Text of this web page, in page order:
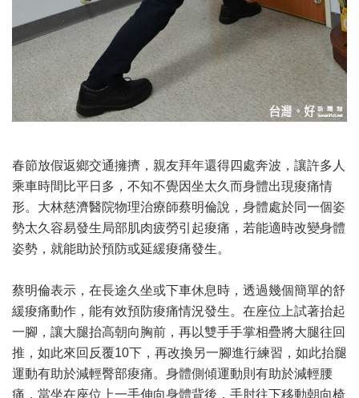
春節放假返鄉交通擁擠，親友拜年還得四處奔波，讓許多人
乘車時間比平日多，不知不覺因坐太久而身體出現痠痛情
形。大林慈濟醫院物理治療師蔡明倫說，身體處於同一個姿
勢太久容易發生局部肌肉疲勞引起痠痛，若能適時改變身體
姿勢，就能助於預防或延緩痠痛發生。
蔡明倫表示，在長途久坐或下車休息時，透過幾個簡單的舒
緩痠痛動作，能有效預防痠痛情況發生。在座位上試著抬起
一腳，讓大腿抬高朝向胸前，再以雙手手掌相疊將大腿往回
推，如此來回反覆10下，再改換另一腳進行練習，如此抬腿
運動有助於減輕臀部痠痛。身體側傾運動則有助於減輕腰
痛，當坐在座位上一手伸向身體背後，手肘往下移動朝向椅